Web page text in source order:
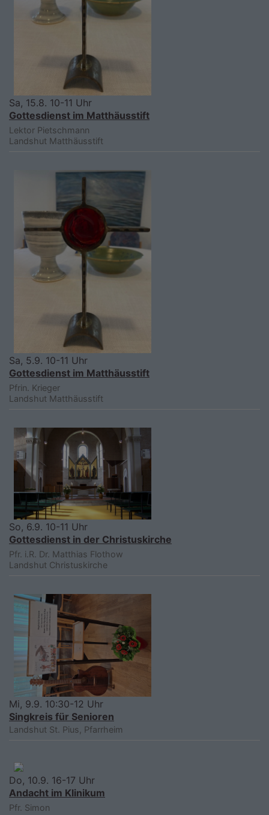
Sa, 15.8. 10-11 Uhr
Gottesdienst im Matthäusstift
Lektor Pietschmann
Landshut Matthäusstift
Sa, 5.9. 10-11 Uhr
Gottesdienst im Matthäusstift
Pfrin. Krieger
Landshut Matthäusstift
So, 6.9. 10-11 Uhr
Gottesdienst in der Christuskirche
Pfr. i.R. Dr. Matthias Flothow
Landshut Christuskirche
Mi, 9.9. 10:30-12 Uhr
Singkreis für Senioren
Landshut St. Pius, Pfarrheim
Do, 10.9. 16-17 Uhr
Andacht im Klinikum
Pfr. Simon